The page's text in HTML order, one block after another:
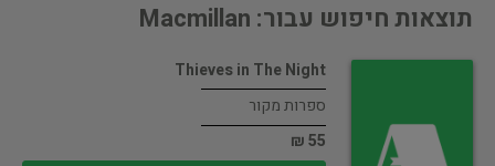
תוצאות חיפוש עבור: Macmillan
Thieves in The Night
ספרות מקור
55 ₪